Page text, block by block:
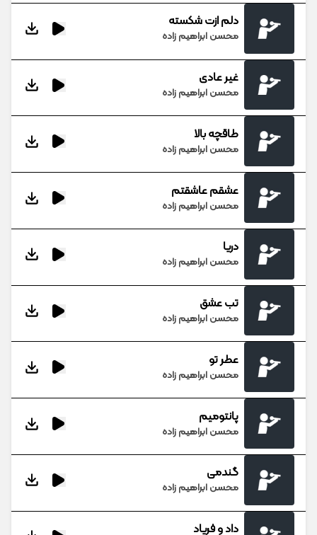
دلم ازت شکسته
محسن ابراهیم زاده
غیر عادی
محسن ابراهیم زاده
طاقچه بالا
محسن ابراهیم زاده
عشقم عاشقتم
محسن ابراهیم زاده
دریا
محسن ابراهیم زاده
تب عشق
محسن ابراهیم زاده
عطر تو
محسن ابراهیم زاده
پانتومیم
محسن ابراهیم زاده
گندمی
محسن ابراهیم زاده
داد و فریاد